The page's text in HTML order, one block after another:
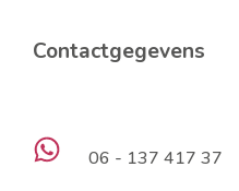
Contactgegevens
06 - 137 417 37